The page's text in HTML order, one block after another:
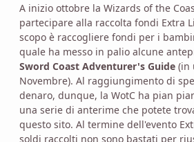
A inizio ottobre la Wizards of the
partecipare alla raccolta fondi Extra
scopo è raccogliere fondi per i
quale ha messo in palio alcune
Sword Coast Adventurer's Guide (in
Novembre). Al raggiungimento di
denaro, dunque, la WotC ha pian
una serie di anterime che potete
questo sito. Al termine dell'evento
soldi raccolti non sono bastati per